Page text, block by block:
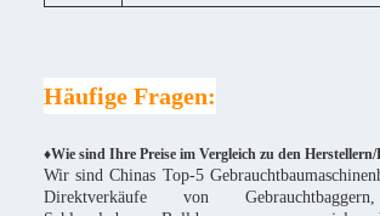
Häufige Fragen:
♦Wie sind Ihre Preise im Vergleich zu den
Wir sind Chinas Top-5
Direktverkäufe von